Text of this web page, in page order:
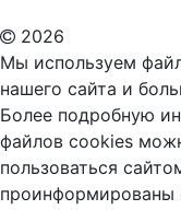
2026
Мы используем
нашего сайта и
Более подробную
файлов cookies
пользоваться
проинформированы